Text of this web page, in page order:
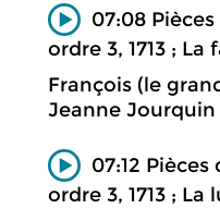
07:08
ordre 3, 1713 ; La
François (le
Jeanne
07:12 Pièces
ordre 3, 1713 ; La